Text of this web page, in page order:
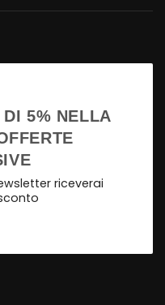
DI 5% NELLA
riceverai